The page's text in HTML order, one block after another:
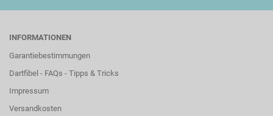
INFORMATIONEN
Garantiebestimmungen
Dartfibel - FAQs - Tipps & Tricks
Impressum
Versandkosten